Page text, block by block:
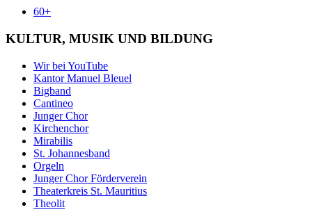
60+
KULTUR, MUSIK UND BILDUNG
Wir bei YouTube
Kantor Manuel Bleuel
Bigband
Cantineo
Junger Chor
Kirchenchor
Mirabilis
St. Johannesband
Orgeln
Junger Chor Förderverein
Theaterkreis St. Mauritius
Theolit